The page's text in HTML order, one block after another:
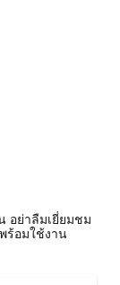
อย่าลืมเยี่ยมชม
ร้อมใช้งาน